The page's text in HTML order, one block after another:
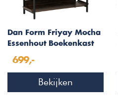
Dan Form Friyay Mocha
Essenhout Boekenkast
699,-
Bekijken